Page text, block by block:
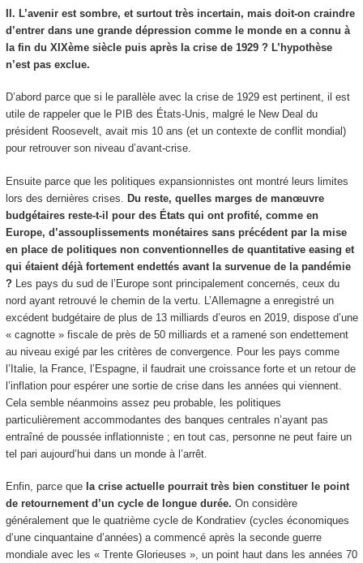
II. L’avenir est sombre, et surtout très incertain, mais doit-on craindre
d’entrer dans une grande dépression comme le monde en a connu à
la fin du XIXème siècle puis après la crise de 1929 ?L’hypothèse
n’est pas exclue.
D’abord parce que si le parallèle avec la crise de 1929 est pertinent, il est
utile de rappeler que le PIB des États-Unis, malgré le New Deal du
président Roosevelt, avait mis 10 ans (et un contexte de conflit mondial)
pour retrouver son niveau d’avant-crise.
Ensuite parce que les politiques expansionnistes ont montré leurs limites
lors des dernières crises. Du reste, quelles marges de manœuvre
budgétaires reste-t-il pour des États qui ont profité, comme en
Europe, d’assouplissements monétaires sans précédent par la mise
en place de politiques non conventionnelles de quantitative easing et
qui étaient déjà fortement endettés avant la survenue de la pandémie
?Les pays du sud de l’Europe sont principalement concernés, ceux du
nord ayant retrouvé le chemin de la vertu. L’Allemagne a enregistré un
excédent budgétaire de plus de 13 milliards d’euros en 2019, dispose d’une
« cagnotte » fiscale de près de 50 milliards et a ramené son endettement
au niveau exigé par les critères de convergence. Pour les pays comme
l’Italie, la France, l’Espagne, il faudrait une croissance forte et un retour de
l’inflation pour espérer une sortie de crise dans les années qui viennent.
Cela semble néanmoins assez peu probable, les politiques
particulièrement accommodantes des banques centrales n’ayant pas
entraîné de poussée inflationniste ; en tout cas, personne ne peut faire un
tel pari aujourd’hui dans un monde à l’arrêt.
Enfin, parce que la crise actuelle pourrait très bien constituer le point
de retournement d’un cycle de longue durée. On considère
généralement que le quatrième cycle de Kondratiev (cycles économiques
d’une cinquantaine d’années) a commencé après la seconde guerre
mondiale avec les « Trente Glorieuses », un point haut dans les années 70